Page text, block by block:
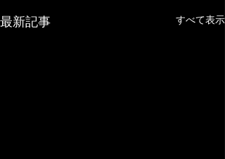
最新記事 すべて表示